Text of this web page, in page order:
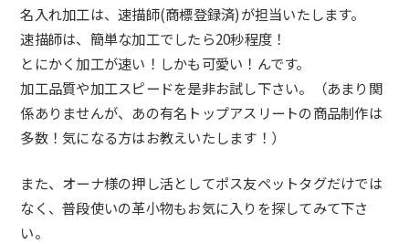
名入れ加工は、速描師(商標登録済)が担当いたします。
速描師は、簡単な加工でしたら20秒程度！
とにかく加工が速い！しかも可愛い！んです。
加工品質や加工スピードを是非お試し下さい。（あまり関
係ありませんが、あの有名トップアスリートの商品制作は
多数！気になる方はお教えいたします！）
また、オーナ様の押し活としてポス友ペットタグだけでは
なく、普段使いの革小物もお気に入りを探してみて下さ
い。